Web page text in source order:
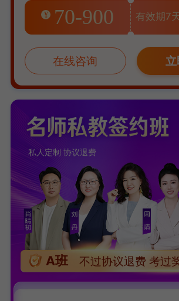
¥ 70-900 有效期7
在线咨询
私人定制 协议退费
A班 不过协议退费 考过